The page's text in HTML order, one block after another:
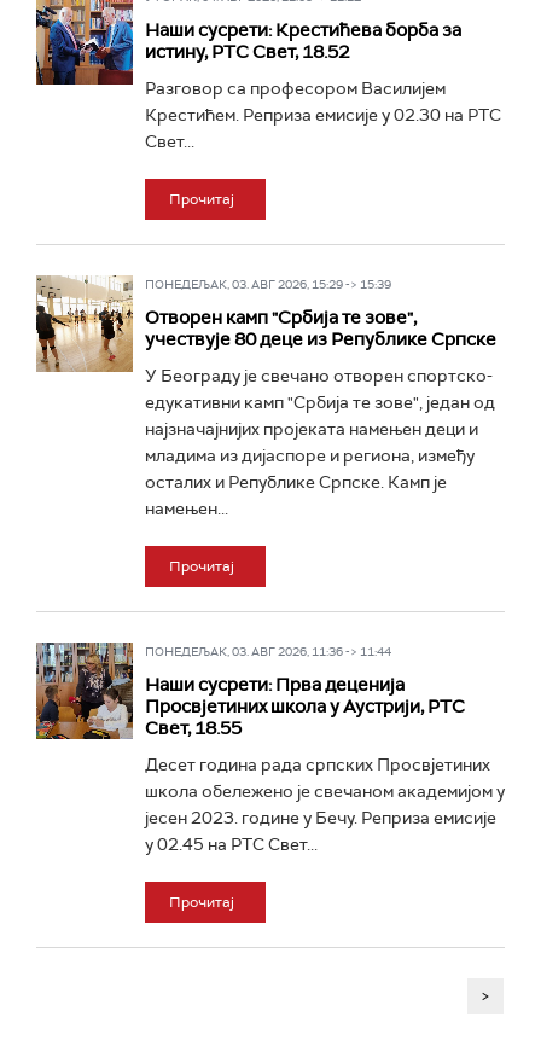
Наши сусрети: Крестићева борба за
истину, РТС Свет, 18.52
Разговор са професором Василијем
Крестићем. Реприза емисије у 02.30 на РТС
Свет...
Прочитај
ПОНЕДЕЉАК, 03. АВГ 2026, 15:29 -> 15:39
Отворен камп "Србија те зове",
учествује 80 деце из Републике Српске
У Београду је свечано отворен спортско-
едукативни камп "Србија те зове", један од
најзначајнијих пројеката намењен деци и
младима из дијаспоре и региона, између
осталих и Републике Српске. Камп је
намењен...
Прочитај
ПОНЕДЕЉАК, 03. АВГ 2026, 11:36 -> 11:44
Наши сусрети: Прва деценија
Просвјетиних школа у Аустрији, РТС
Свет, 18.55
Десет година рада српских Просвјетиних
школа обележено је свечаном академијом у
јесен 2023. године у Бечу. Реприза емисије
у 02.45 на РТС Свет...
Прочитај
>